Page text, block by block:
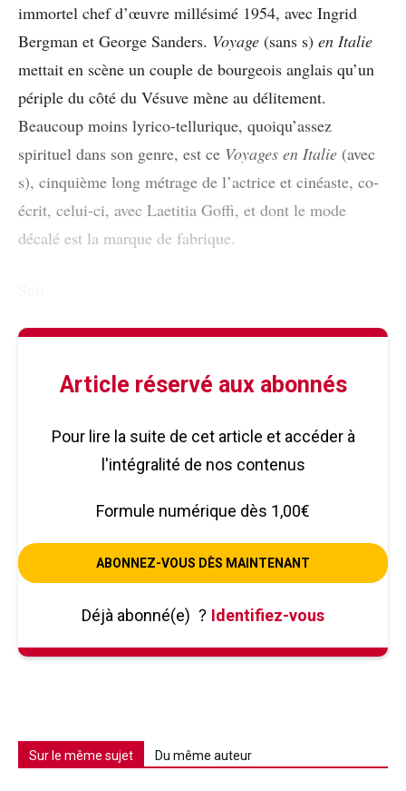
immortel chef d’œuvre millésimé 1954, avec Ingrid
Bergman et George Sanders. Voyage (sans s) en Italie
mettait en scène un couple de bourgeois anglais qu’un
périple du côté du Vésuve mène au délitement.
Beaucoup moins lyrico-tellurique, quoiqu’assez
spirituel dans son genre, est ce Voyages en Italie (avec
s), cinquième long métrage de l’actrice et cinéaste, co-
écrit, celui-ci, avec Laetitia Goffi, et dont le mode
décalé est la marque de fabrique.
Article réservé aux abonnés
Pour lire la suite de cet article et accéder à
l'intégralité de nos contenus
Formule numérique dès 1,00€
ABONNEZ-VOUS DÈS MAINTENANT
Déjà abonné(e) ? Identifiez-vous
Sur le même sujet Du même auteur